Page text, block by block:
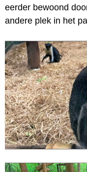
eerder bewoond
andere plek in het